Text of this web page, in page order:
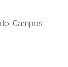
Campos